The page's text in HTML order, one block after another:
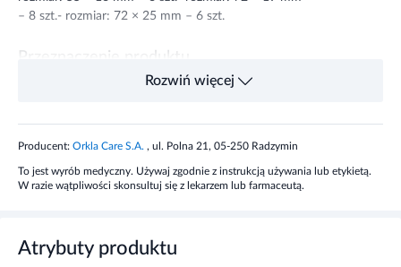
– 8 szt.- rozmiar: 72 × 25 mm – 6 szt.
Przeznaczenie produktu
Sposób użycia wyrobu medycznego
Plaster zmieniaj codziennie.
Rozwiń więcej
Producent: Orkla Care S.A. , ul. Polna 21, 05-250 Radzymin
To jest wyrób medyczny. Używaj zgodnie z instrukcją używania lub etykietą.
W razie wątpliwości skonsultuj się z lekarzem lub farmaceutą.
Atrybuty produktu